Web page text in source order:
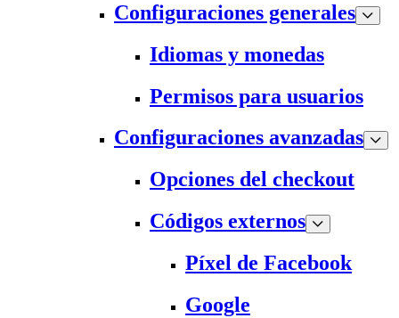
Configuraciones generales
Idiomas y monedas
Permisos para usuarios
Configuraciones avanzadas
Opciones del checkout
Códigos externos
Píxel de Facebook
Google